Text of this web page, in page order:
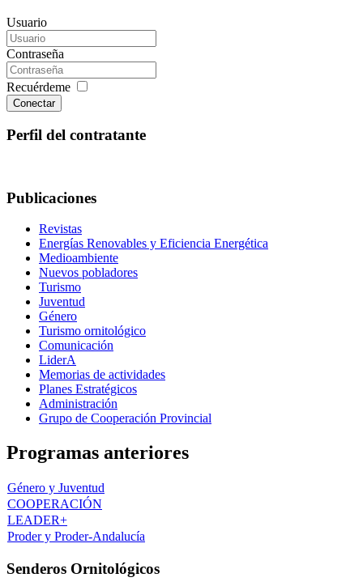
Usuario
Contraseña
Recuérdeme
Conectar
Perfil del contratante
Publicaciones
Revistas
Energías Renovables y Eficiencia Energética
Medioambiente
Nuevos pobladores
Turismo
Juventud
Género
Turismo ornitológico
Comunicación
LiderA
Memorias de actividades
Planes Estratégicos
Administración
Grupo de Cooperación Provincial
Programas anteriores
Género y Juventud
COOPERACIÓN
LEADER+
Proder y Proder-Andalucía
Senderos Ornitológicos